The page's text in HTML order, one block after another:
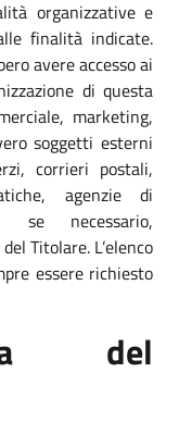
organizzative e
finalità indicate.
avere accesso ai
di questa
marketing,
soggetti esterni
corrieri postali,
agenzie di
se necessario,
Titolare. L’elenco
essere richiesto
del